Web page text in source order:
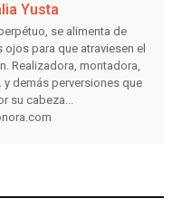
Yusta
se alimenta de
para que atraviesen el
Realizadora, montadora,
y demás perversiones que
su cabeza...